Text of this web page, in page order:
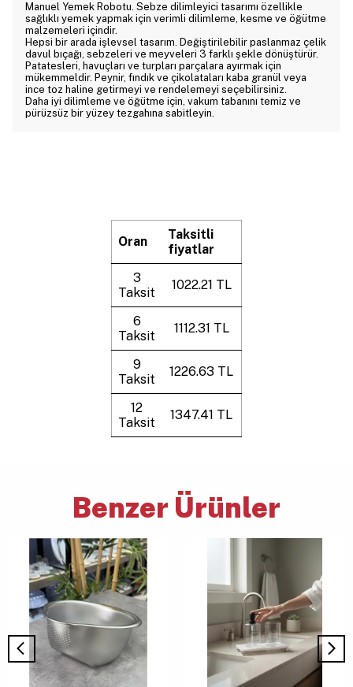
Manuel Yemek Robotu. Sebze dilimleyici tasarımı özellikle
sağlıklı yemek yapmak için verimli dilimleme, kesme ve öğütme
malzemeleri içindir.
Hepsi bir arada işlevsel tasarım. Değiştirilebilir paslanmaz çelik
davul bıçağı, sebzeleri ve meyveleri 3 farklı şekle dönüştürür.
Patatesleri, havuçları ve turpları parçalara ayırmak için
mükemmeldir. Peynir, fındık ve çikolataları kaba granül veya
ince toz haline getirmeyi ve rendelemeyi seçebilirsiniz.
Daha iyi dilimleme ve öğütme için, vakum tabanını temiz ve
pürüzsüz bir yüzey tezgahına sabitleyin.
Oran
Taksitli
fiyatlar
3
Taksit
1022.21 TL
6
Taksit
1112.31 TL
9
Taksit
1226.63 TL
12
Taksit
1347.41 TL
Benzer Ürünler